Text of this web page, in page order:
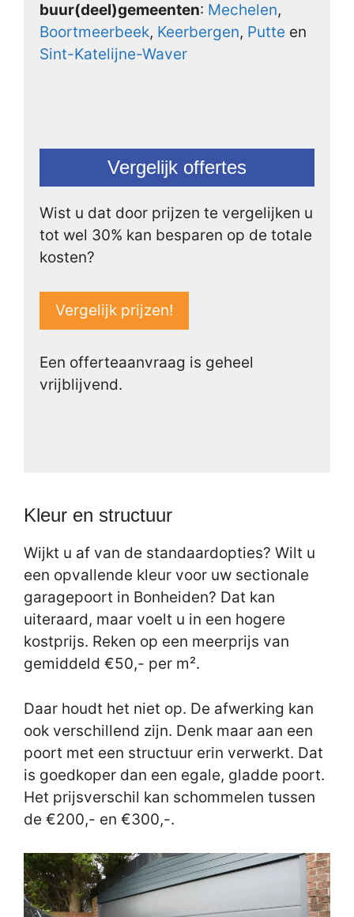
buur(deel)gemeenten: Mechelen,
Boortmeerbeek, Keerbergen, Putte en
Sint-Katelijne-Waver
Vergelijk offertes
Wist u dat door prijzen te vergelijken u
tot wel 30% kan besparen op de totale
kosten?
Vergelijk prijzen!
Een offerteaanvraag is geheel
vrijblijvend.
Kleur en structuur
Wijkt u af van de standaardopties? Wilt u
een opvallende kleur voor uw sectionale
garagepoort in Bonheiden? Dat kan
uiteraard, maar voelt u in een hogere
kostprijs. Reken op een meerprijs van
gemiddeld €50,- per m².
Daar houdt het niet op. De afwerking kan
ook verschillend zijn. Denk maar aan een
poort met een structuur erin verwerkt. Dat
is goedkoper dan een egale, gladde poort.
Het prijsverschil kan schommelen tussen
de €200,- en €300,-.